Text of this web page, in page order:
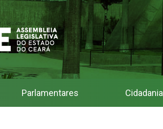
Parlamentares Cidadania